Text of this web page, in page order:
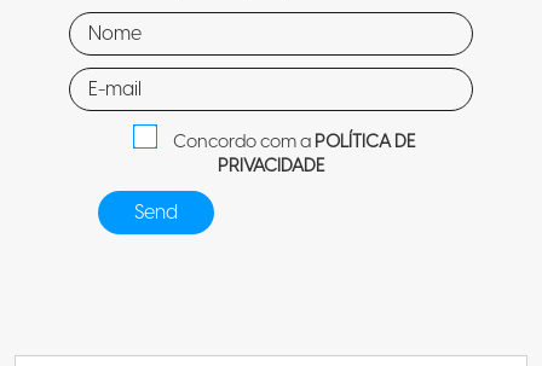
Concordo com aPOLÍTICA DE
PRIVACIDADE